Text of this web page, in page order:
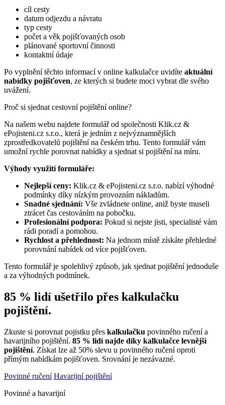
cíl cesty
datum odjezdu a návratu
typ cesty
počet a věk pojišťovaných osob
plánované sportovní činnosti
kontaktní údaje
Po vyplnění těchto informací v online kalkulačce uvidíte aktuální
nabídky pojišťoven, ze kterých si budete moci vybrat dle svého
uvážení.
Proč si sjednat cestovní pojištění online?
Na našem webu najdete formulář od společnosti Klik.cz &
ePojisteni.cz s.r.o., která je jedním z nejvýznamnějších
zprostředkovatelů pojištění na českém trhu. Tento formulář vám
umožní rychle porovnat nabídky a sjednat si pojištění na míru.
Výhody využití formuláře:
Nejlepší ceny: Klik.cz & ePojisteni.cz s.r.o. nabízí výhodné
podmínky díky nízkým provozním nákladům.
Snadné sjednání: Vše zvládnete online, aniž byste museli
ztrácet čas cestováním na pobočku.
Profesionální podpora: Pokud si nejste jisti, specialisté vám
rádi poradí a pomohou.
Rychlost a přehlednost: Na jednom místě získáte přehledné
porovnání nabídek od více pojišťoven.
Tento formulář je spolehlivý způsob, jak sjednat pojištění jednoduše
a za výhodných podmínek.
85 % lidí ušetřilo přes kalkulačku
pojištění.
Zkuste si porovnat pojistku přes kalkulačku povinného ručení a
havarijního pojištění. 85 % lidí najde díky kalkulačce levnější
pojištění. Získat lze až 50% slevu u povinného ručení oproti
přímým nabídkám pojišťoven. Srovnání je nezávazné.
Povinné ručení Havarijní pojištění
Povinné a havarijní